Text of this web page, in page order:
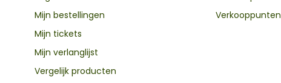
Mijn bestellingen
Mijn tickets
Mijn verlanglijst
Vergelijk producten
Verkooppunten